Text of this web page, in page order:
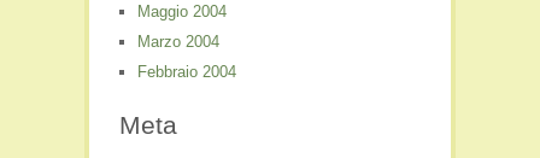
Maggio 2004
Marzo 2004
Febbraio 2004
Meta